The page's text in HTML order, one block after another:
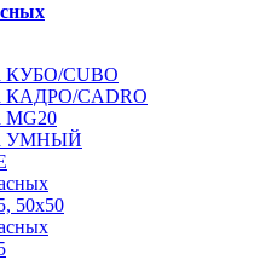
КУБО/CUBO
КАДРО/CADRO
MG20
УМНЫЙ
50x50